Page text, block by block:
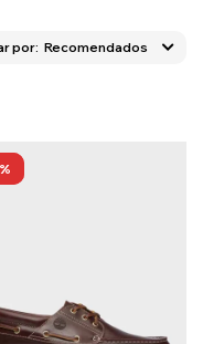
Recomendados